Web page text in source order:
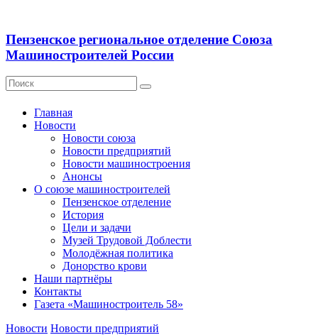
Пензенское региональное отделение Союза
Машиностроителей России
Главная
Новости
Новости союза
Новости предприятий
Новости машиностроения
Анонсы
О союзе машиностроителей
Пензенское отделение
История
Цели и задачи
Музей Трудовой Доблести
Молодёжная политика
Донорство крови
Наши партнёры
Контакты
Газета «Машиностроитель 58»
Новости Новости предприятий